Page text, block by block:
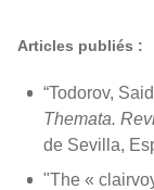
Articles publiés :
“Todorov,
Themata.
de Sevilla,
"The «